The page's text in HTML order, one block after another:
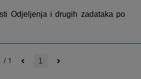
Odjeljenja i drugih zadataka po
/ 1 1